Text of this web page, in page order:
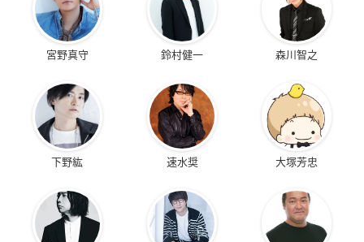
宮野真守 鈴村健一 森川智之
下野紘 速水奨 大塚芳忠